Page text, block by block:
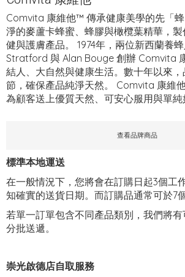
Comvita 康維他™ 傳承健康美學的先「
淨的麥蘆卡蜂蜜、蜂膠與橄欖葉精華，
健與護膚產品。 1974年，兩位新西蘭養
Stratford 與 Alan Bouge 創辦 Comvita
結人、大自然與健康生活。數十年以來
節，確保產品純淨天然。 Comvita 康維
為顧客送上優質天然、可安心服用與單純
查看品牌商品
標準本地運送
在一般情況下，您將會在訂購日起3個工
知確實的送貨日期。而訂購品通常可於7
若單一訂單包含不同產品類別，我們將
分批送遞。
崇光啟德店自取服務